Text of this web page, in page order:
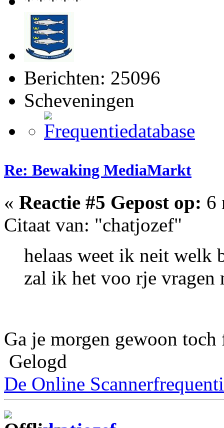
Berichten: 25096
Scheveningen
Re: Bewaking MediaMarkt
« Reactie #5 Gepost op: 6
Citaat van: "chatjozef"
helaas weet ik neit welk
zal ik het voo rje vragen
Ga je morgen gewoon
Gelogd
De Online